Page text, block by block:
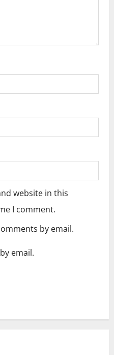
website in this
I comment.
by email.
email.